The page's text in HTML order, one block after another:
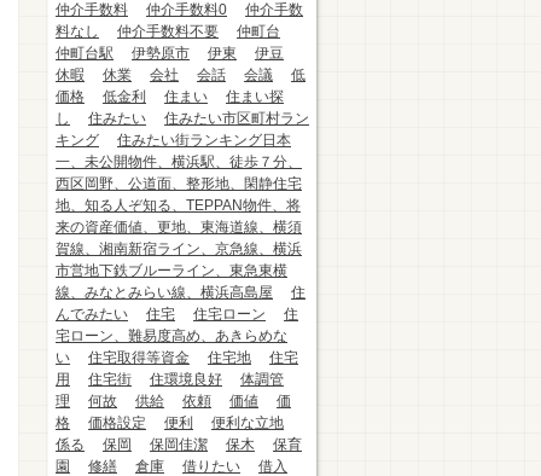
仲介手数料
仲介手数料0
仲介手数
料なし
仲介手数料不要
仲町台
仲町台駅
伊勢原市 伊東
伊豆
休暇
休業 会社 会話 会議
低
価格
低金利 住まい
住まい探
し
住みたい
住みたい市区町村ラン
キング
住みたい街ランキング日本
一、未公開物件、横浜駅、徒歩７分、
西区岡野、公道面、整形地、閑静住宅
地、知る人ぞ知る、TEPPAN物件、将
来の資産価値、更地、東海道線、横須
賀線、湘南新宿ライン、京急線、横浜
市営地下鉄ブルーライン、東急東横
線、みなとみらい線、横浜高島屋
住
んでみたい
住宅 住宅ローン
住
宅ローン、難易度高め、あきらめな
い
住宅取得等資金 住宅地
住宅
用
住宅街 住環境良好
体調管
理
何故 供給 依頼 価値
価
格
価格設定 便利
便利な立地
係る
保岡 保岡佳潔 保木
保育
園
修繕 倉庫 借りたい
借入